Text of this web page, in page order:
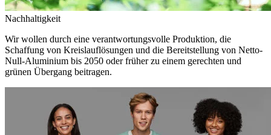
Nachhaltigkeit
Wir wollen durch eine verantwortungsvolle Produktion, die
Schaffung von Kreislauflösungen und die Bereitstellung von Netto-
Null-Aluminium bis 2050 oder früher zu einem gerechten und
grünen Übergang beitragen.